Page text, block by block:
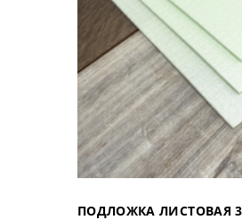
ПОДЛОЖКА ЛИСТОВАЯ